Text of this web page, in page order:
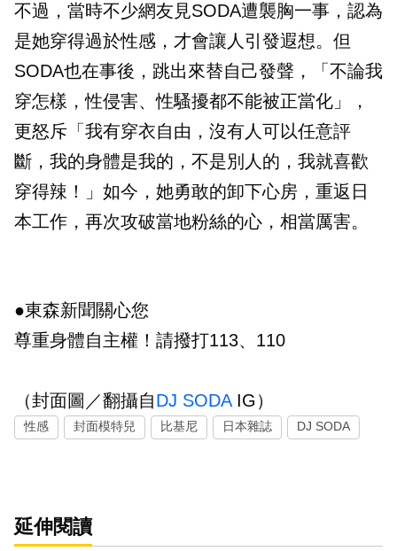
不過，當時不少網友見SODA遭襲胸一事，認為
是她穿得過於性感，才會讓人引發遐想。但
SODA也在事後，跳出來替自己發聲，「不論我
穿怎樣，性侵害、性騷擾都不能被正當化」，
更怒斥「我有穿衣自由，沒有人可以任意評
斷，我的身體是我的，不是別人的，我就喜歡
穿得辣！」如今，她勇敢的卸下心房，重返日
本工作，再次攻破當地粉絲的心，相當厲害。
●東森新聞關心您
尊重身體自主權！請撥打113、110
（封面圖／翻攝自DJ SODAIG）
性感 封面模特兒 比基尼 日本雜誌 DJ SODA
延伸閱讀